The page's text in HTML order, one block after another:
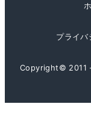
プライバ
Copyright© 2011